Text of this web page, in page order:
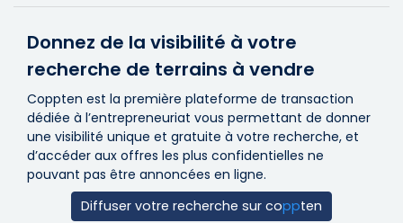
Donnez de la visibilité à votre
recherche de terrains à vendre
Coppten est la première plateforme de transaction
dédiée à l’entrepreneuriat vous permettant de donner
une visibilité unique et gratuite à votre recherche, et
d’accéder aux offres les plus confidentielles ne
pouvant pas être annoncées en ligne.
Diffuser votre recherche sur coppten